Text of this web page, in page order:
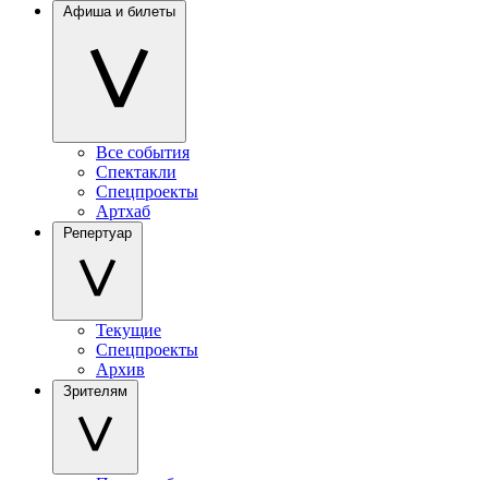
Афиша и билеты
Все события
Спектакли
Спецпроекты
Артхаб
Репертуар
Текущие
Спецпроекты
Архив
Зрителям